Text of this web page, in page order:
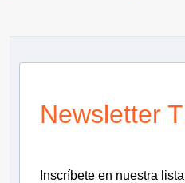
Newsletter
Inscríbete en nuestra